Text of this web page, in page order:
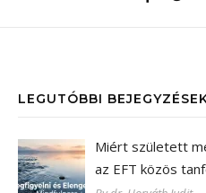
LEGUTÓBBI
Miért született
az EFT közös